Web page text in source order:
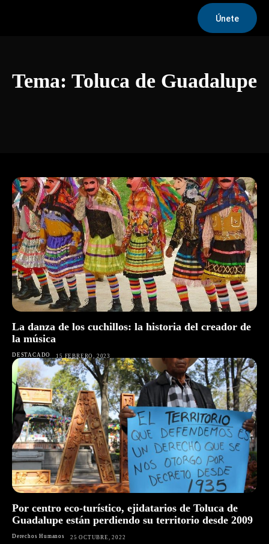
Únete
Tema: Toluca de Guadalupe
La danza de los cuchillos: la historia del creador de
la música
DESTACADO 15 FEBRERO, 2023
Por centro eco-turístico, ejidatarios de Toluca de
Guadalupe están perdiendo su territorio desde 2009
Derechos Humanos 25 OCTUBRE, 2022